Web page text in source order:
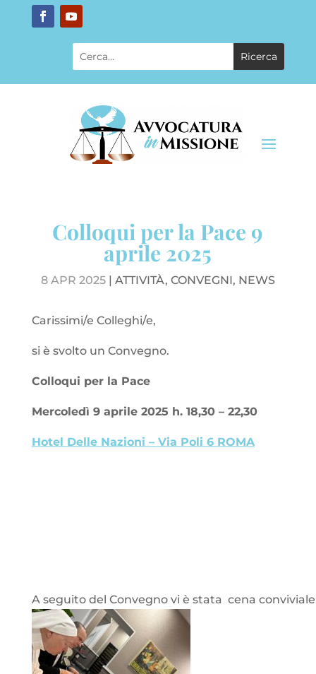
Colloqui per la Pace 9
aprile 2025
8 APR 2025| ATTIVITÀ, CONVEGNI, NEWS
Carissimi/e Colleghi/e,
si è svolto un Convegno.
Colloqui per la Pace
Mercoledì 9 aprile 2025 h. 18,30 – 22,30
Hotel Delle Nazioni – Via Poli 6 ROMA
A seguito del Convegno vi è stata cena